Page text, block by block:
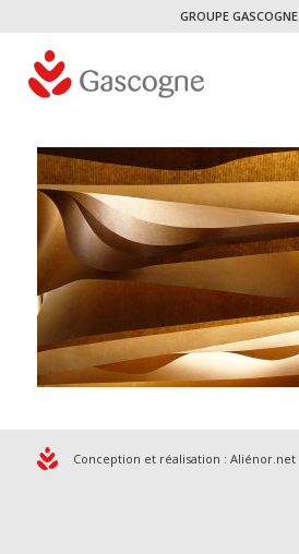
GROUPE GASCOGNE
Conception et réalisation : Aliénor.net